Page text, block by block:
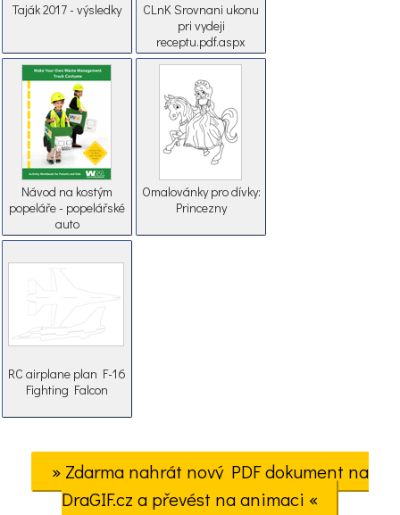
Taják 2017 - výsledky
CLnK Srovnani ukonu
pri vydeji
receptu.pdf.aspx
Návod na kostým
popeláře - popelářské
auto
Omalovánky pro dívky:
Princezny
RC airplane plan F-16
Fighting Falcon
» Zdarma nahrát nový PDF dokument na
DraGIF.cz a převést na animaci «